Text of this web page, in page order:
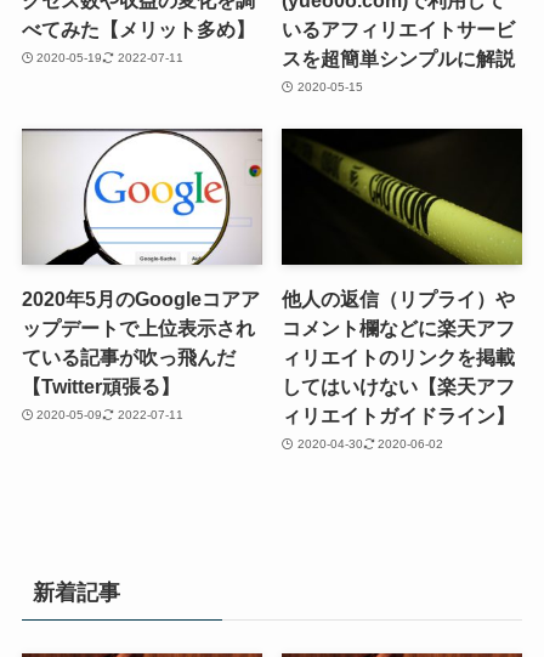
べてみた【メリット多め】
2020-05-19 2022-07-11
いるアフィリエイトサービ
スを超簡単シンプルに解説
2020-05-15
2020年5月のGoogleコアア
ップデートで上位表示され
ている記事が吹っ飛んだ
【Twitter頑張る】
2020-05-09 2022-07-11
他人の返信（リプライ）や
コメント欄などに楽天アフ
ィリエイトのリンクを掲載
してはいけない【楽天アフ
ィリエイトガイドライン】
2020-04-30 2020-06-02
新着記事